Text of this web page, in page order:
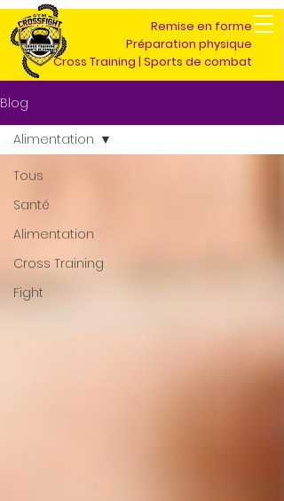
Remise en forme
Préparation physique
Cross Training | Sports de combat
Blog
Tous
Santé
Alimentation
Cross Training
Fight
Alimentation